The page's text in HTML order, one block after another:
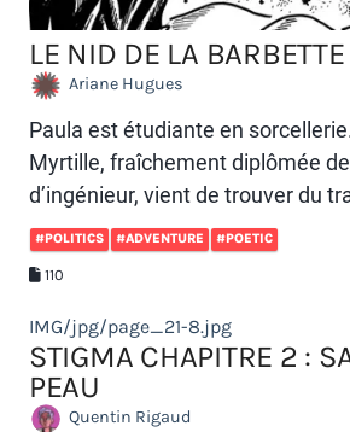
LE NID DE LA
Ariane Hugues
Paula est étudiante en
Myrtille, fraîchement diplômée
d’ingénieur, vient de trouver du
#POLITICS #ADVENTURE #POETIC
110
IMG/jpg/page_21-8.jpg
STIGMA CHAPITRE 2 :
PEAU
Quentin Rigaud